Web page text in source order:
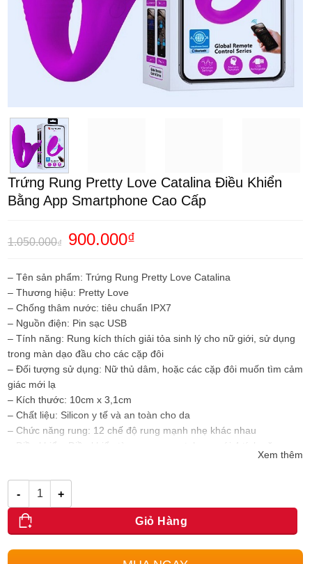
Trứng Rung Pretty Love Catalina Điều Khiển
Bằng App Smartphone Cao Cấp
1.050.000₫
Giá
gốc
900.000₫Giá
900.000₫.
– Tên sản phẩm: Trứng Rung Pretty Love Catalina
– Thương hiệu: Pretty Love
– Chống thâm nước: tiêu chuẩn IPX7
– Nguồn điện: Pin sạc USB
– Tính năng: Rung kích thích giải tỏa sinh lý cho nữ giới, sử dụng
trong màn dạo đầu cho các cặp đôi
– Đối tượng sử dụng: Nữ thủ dâm, hoặc các cặp đôi muốn tìm cảm
giác mới lạ
– Kích thước: 10cm x 3,1cm
– Chất liệu: Silicon y tế và an toàn cho da
– Chức năng rung: 12 chế độ rung mạnh nhẹ khác nhau
– Điều khiển: Điều khiển từ xa qua smartphone với 4 tính năng cao
Xem thêm
Số lượng
Giỏ Hàng